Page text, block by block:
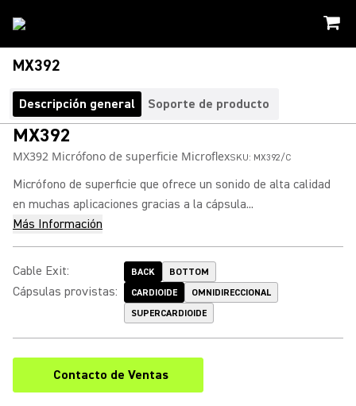
MX392
Descripción general Soporte de producto
MX392
MX392 Micrófono de superficie MicroflexSKU: MX392/C
Micrófono de superficie que ofrece un sonido de alta calidad
en muchas aplicaciones gracias a la cápsula...
Más Información
Cable Exit: BACK BOTTOM
Cápsulas provistas: CARDIOIDE
OMNIDIRECCIONAL
SUPERCARDIOIDE
Contacto de Ventas